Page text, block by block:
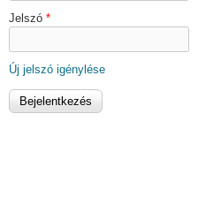
Jelszó *
Új jelszó igénylése